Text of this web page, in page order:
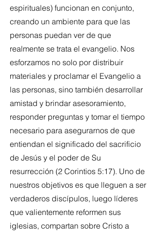
espirituales) funcionan en conjunto,
creando un ambiente para que las
personas puedan ver de que
realmente se trata el evangelio. Nos
esforzamos no solo por distribuir
materiales y proclamar el Evangelio a
las personas, sino también desarrollar
amistad y brindar asesoramiento,
responder preguntas y tomar el tiempo
necesario para asegurarnos de que
entiendan el significado del sacrificio
de Jesús y el poder de Su
resurrección (2 Corintios 5:17). Uno de
nuestros objetivos es que lleguen a ser
verdaderos discípulos, luego líderes
que valientemente reformen sus
iglesias, compartan sobre Cristo a